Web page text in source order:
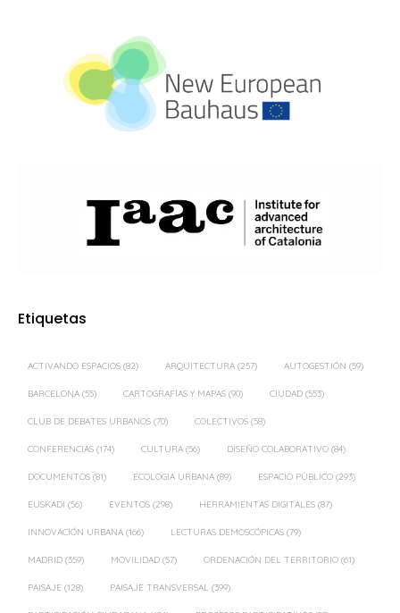
Etiquetas
ACTIVANDO ESPACIOS (82) ARQUITECTURA (257) AUTOGESTIÓN (59)
BARCELONA (55) CARTOGRAFÍAS Y MAPAS (90) CIUDAD (553)
CLUB DE DEBATES URBANOS (70) COLECTIVOS (58)
CONFERENCIAS (174) CULTURA (56) DISEÑO COLABORATIVO (84)
DOCUMENTOS (81) ECOLOGÍA URBANA (89) ESPACIO PÚBLICO (293)
EUSKADI (56) EVENTOS (298) HERRAMIENTAS DIGITALES (87)
INNOVACIÓN URBANA (166) LECTURAS DEMOSCÓPICAS (79)
MADRID (359) MOVILIDAD (57) ORDENACIÓN DEL TERRITORIO (61)
PAISAJE (128) PAISAJE TRANSVERSAL (399)